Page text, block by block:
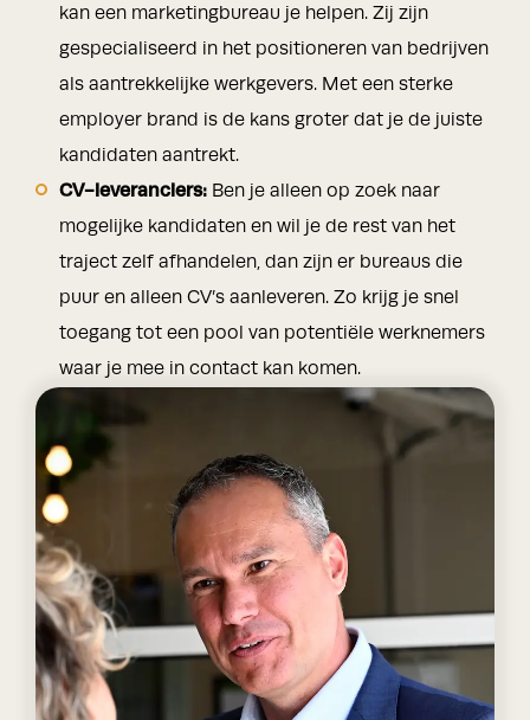
kan een marketingbureau je helpen. Zij zijn
gespecialiseerd in het positioneren van bedrijven
als aantrekkelijke werkgevers. Met een sterke
employer brand is de kans groter dat je de juiste
kandidaten aantrekt.
CV-leveranciers: Ben je alleen op zoek naar
mogelijke kandidaten en wil je de rest van het
traject zelf afhandelen, dan zijn er bureaus die
puur en alleen CV’s aanleveren. Zo krijg je snel
toegang tot een pool van potentiële werknemers
waar je mee in contact kan komen.